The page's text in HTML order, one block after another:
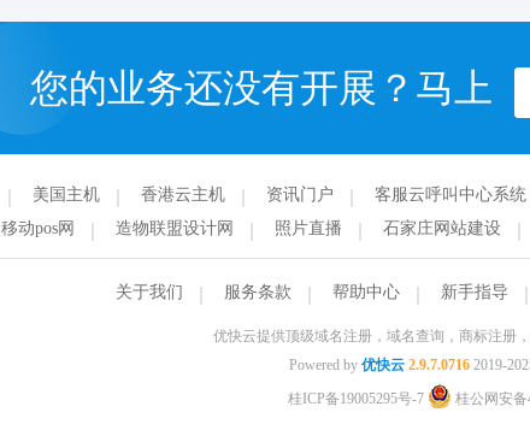
您的业务还没有开展？马上
美国主机 香港云主机 资讯门户 客服云呼叫中心系统
移动pos网 造物联盟设计网 照片直播 石家庄网站建设
关于我们 服务条款 帮助中心 新手指导
优快云提供顶级域名注册，域名查询，商标注册
Powered by 优快云 2.9.7.07162019-
桂ICP备19005295号-7
桂公网安备